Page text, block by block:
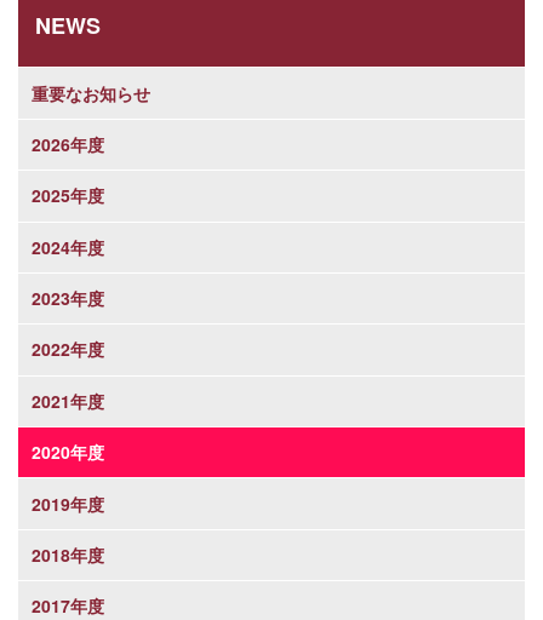
NEWS
重要なお知らせ
2026年度
2025年度
2024年度
2023年度
2022年度
2021年度
2020年度
2019年度
2018年度
2017年度